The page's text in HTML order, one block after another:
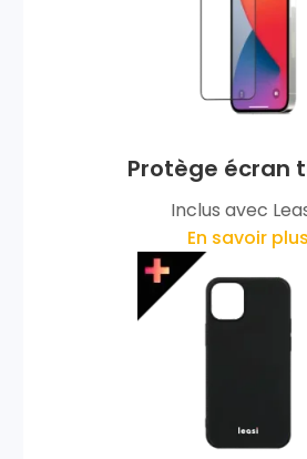
Protège écran
Inclus avec
En savoir plus